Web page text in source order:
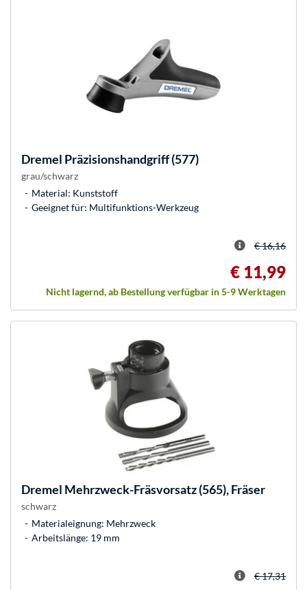
Dremel Präzisionshandgriff (577)
grau/schwarz
Material: Kunststoff
Geeignet für: Multifunktions-Werkzeug
€ 16,16
€ 11,99
Nicht lagernd, ab Bestellung verfügbar in 5-9 Werktagen
Dremel Mehrzweck-Fräsvorsatz (565), Fräser
schwarz
Materialeignung: Mehrzweck
Arbeitslänge: 19 mm
€ 17,31